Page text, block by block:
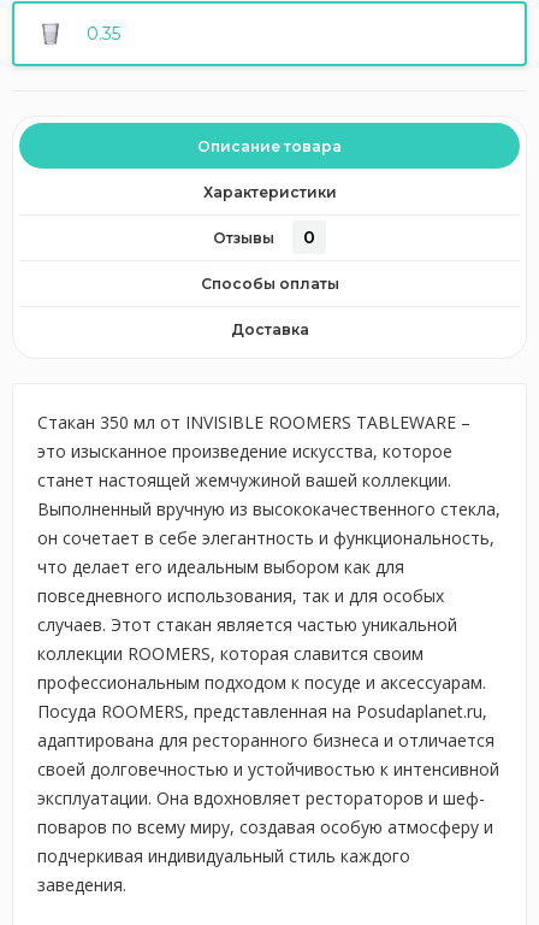
0.35
Описание товара
Характеристики
Отзывы 0
Способы оплаты
Доставка
Стакан 350 мл от INVISIBLE ROOMERS TABLEWARE –
это изысканное произведение искусства, которое
станет настоящей жемчужиной вашей коллекции.
Выполненный вручную из высококачественного стекла,
он сочетает в себе элегантность и функциональность,
что делает его идеальным выбором как для
повседневного использования, так и для особых
случаев. Этот стакан является частью уникальной
коллекции ROOMERS, которая славится своим
профессиональным подходом к посуде и аксессуарам.
Посуда ROOMERS, представленная на Posudaplanet.ru,
адаптирована для ресторанного бизнеса и отличается
своей долговечностью и устойчивостью к интенсивной
эксплуатации. Она вдохновляет рестораторов и шеф-
поваров по всему миру, создавая особую атмосферу и
подчеркивая индивидуальный стиль каждого
заведения.